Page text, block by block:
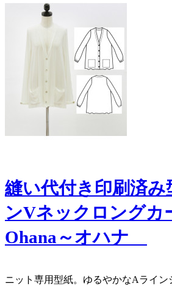
縫い代付き印刷済み
ンVネックロングカ
Ohana～オハナ
ニット専用型紙。ゆるやかなAライン